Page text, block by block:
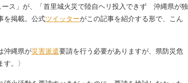
ス」が、「首里城火災で陸自ヘリ投入できず 沖縄県が独
を掲載。公式ツイッターがこの記事を紹介する形で、こん
沖縄県が災害派遣要請を行う必要がありますが、県防災危
。〉